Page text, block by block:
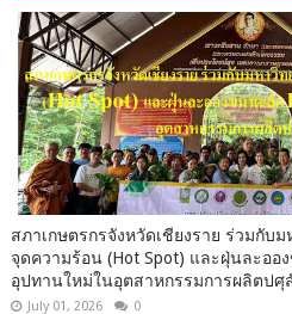
สภาเกษตรกรจังหวัดเชียงราย ร่วมกับ
จุดความร้อน (Hot Spot) และฝุ่นละออ
อุปทานใหม่ในอุตสาหกรรมการผลิตปศุ
July 01, 2026 0